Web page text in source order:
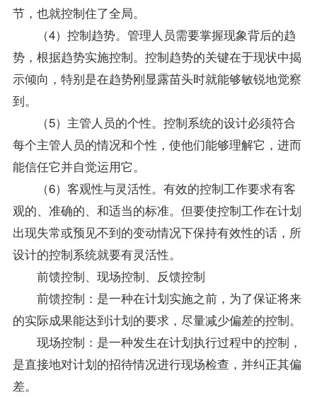
节，也就控制住了全局。
（4）控制趋势。管理人员需要掌握现象背后的趋
势，根据趋势实施控制。控制趋势的关键在于现状中揭
示倾向，特别是在趋势刚显露苗头时就能够敏锐地觉察
到。
（5）主管人员的个性。控制系统的设计必须符合
每个主管人员的情况和个性，使他们能够理解它，进而
能信任它并自觉运用它。
（6）客观性与灵活性。有效的控制工作要求有客
观的、准确的、和适当的标准。但要使控制工作在计划
出现失常或预见不到的变动情况下保持有效性的话，所
设计的控制系统就要有灵活性。
前馈控制、现场控制、反馈控制
前馈控制：是一种在计划实施之前，为了保证将来
的实际成果能达到计划的要求，尽量减少偏差的控制。
现场控制：是一种发生在计划执行过程中的控制，
是直接地对计划的招待情况进行现场检查，并纠正其偏
差。